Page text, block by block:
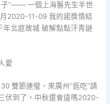
子”—— 一個上海醫先生半世
2020-11-09 我的諾獎情結
北庭故城 破解點點汗青謎
愛
雙節連璧，來廣州“逛吃”請
伏到了，中秋還會遠嗎2020-